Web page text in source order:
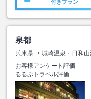
付きプラン
泉都
兵庫県 城崎温泉・日和
お客様アンケート評価
るるぶトラベル評価